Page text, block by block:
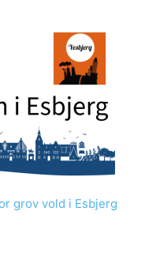
grov vold i Esbjerg